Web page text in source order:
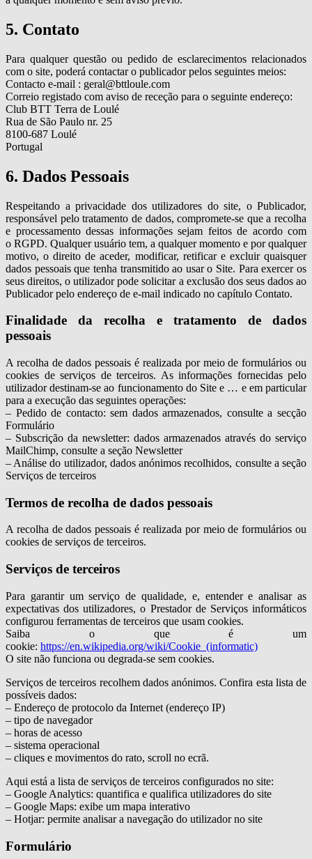
5. Contato
Para qualquer questão ou pedido de esclarecimentos relacionados
com o site, poderá contactar o publicador pelos seguintes meios:
Contacto e-mail : geral@bttloule.com
Correio registado com aviso de receção para o seguinte endereço:
Club BTT Terra de Loulé
Rua de São Paulo nr. 25
8100-687 Loulé
Portugal
6. Dados Pessoais
Respeitando a privacidade dos utilizadores do site, o Publicador,
responsável pelo tratamento de dados, compromete-se que a recolha
e processamento dessas informações sejam feitos de acordo com
o RGPD. Qualquer usuário tem, a qualquer momento e por qualquer
motivo, o direito de aceder, modificar, retificar e excluir quaisquer
dados pessoais que tenha transmitido ao usar o Site. Para exercer os
seus direitos, o utilizador pode solicitar a exclusão dos seus dados ao
Publicador pelo endereço de e-mail indicado no capítulo Contato.
Finalidade da recolha e tratamento de dados
pessoais
A recolha de dados pessoais é realizada por meio de formulários ou
cookies de serviços de terceiros. As informações fornecidas pelo
utilizador destinam-se ao funcionamento do Site e … e em particular
para a execução das seguintes operações:
– Pedido de contacto: sem dados armazenados, consulte a secção
Formulário
– Subscrição da newsletter: dados armazenados através do serviço
MailChimp, consulte a seção Newsletter
– Análise do utilizador, dados anónimos recolhidos, consulte a seção
Serviços de terceiros
Termos de recolha de dados pessoais
A recolha de dados pessoais é realizada por meio de formulários ou
cookies de serviços de terceiros.
Serviços de terceiros
Para garantir um serviço de qualidade, e, entender e analisar as
expectativas dos utilizadores, o Prestador de Serviços informáticos
configurou ferramentas de terceiros que usam cookies.
Saiba o que é um
cookie: https://en.wikipedia.org/wiki/Cookie_(informatic)
O site não funciona ou degrada-se sem cookies.
Serviços de terceiros recolhem dados anónimos. Confira esta lista de
possíveis dados:
– Endereço de protocolo da Internet (endereço IP)
– tipo de navegador
– horas de acesso
– sistema operacional
– cliques e movimentos do rato, scroll no ecrã.
Aqui está a lista de serviços de terceiros configurados no site:
– Google Analytics: quantifica e qualifica utilizadores do site
– Google Maps: exibe um mapa interativo
– Hotjar: permite analisar a navegação do utilizador no site
Formulário